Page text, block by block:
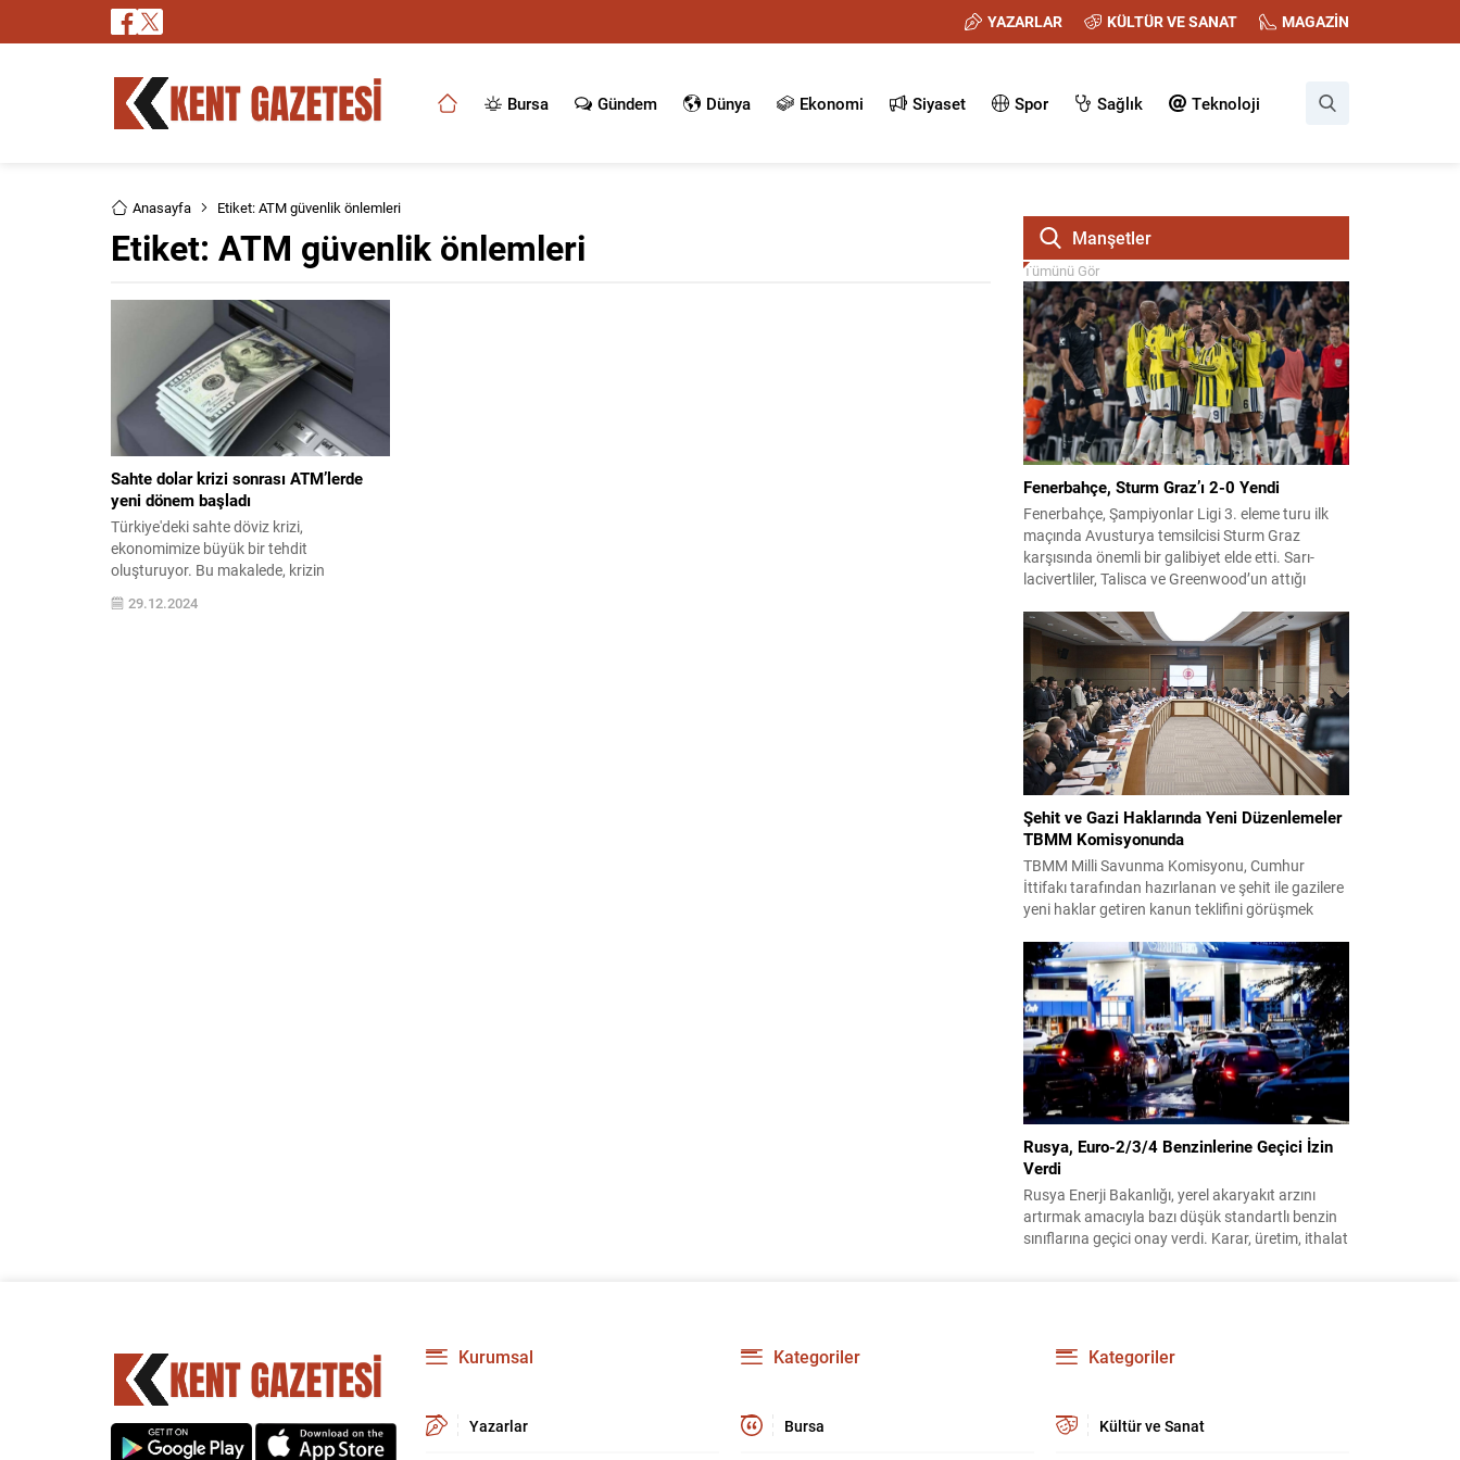
YAZARLAR KÜLTÜR VE SANAT MAGAZİN
Bursa Gündem Dünya Ekonomi Siyaset Spor Sağlık Teknoloji
Anasayfa Etiket: ATM güvenlik önlemleri
Etiket: ATM güvenlik önlemleri
Sahte dolar krizi sonrası ATM’lerde
yeni dönem başladı
Türkiye'deki sahte döviz krizi,
ekonomimize büyük bir tehdit
oluşturuyor. Bu makalede, krizin
nedenleri, etkileri ve hükümetin aldığı
önlemler detaylı bir şekilde ele alınıyor.
29.12.2024
Manşetler
Tümünü Gör
Fenerbahçe, Sturm Graz’ı 2-0 Yendi
Fenerbahçe, Şampiyonlar Ligi 3. eleme turu ilk
maçında Avusturya temsilcisi Sturm Graz
karşısında önemli bir galibiyet elde etti. Sarı-
lacivertliler, Talisca ve Greenwood’un attığı
öncesi avantaj sağladı. Karşılaşma sonrası
takım yönetimi mücadeleyi değerlendirdi ve
gelecek planlarına dair bilgi verdi. Futboldan
sorumlu yönetici Cihan Kamer,...
Şehit ve Gazi Haklarında Yeni Düzenlemeler
TBMM Komisyonunda
TBMM Milli Savunma Komisyonu, Cumhur
İttifakı tarafından hazırlanan ve şehit ile gazilere
yeni haklar getiren kanun teklifini görüşmek
komisyonda kabul edildi ve bir dizi düzenleme
benimsendi. Teklif kapsamında, vazife
malullerinden hayatını kaybedenlerin anne ve
babalarına bağlanacak aylık tutarının, net asgari
ücretin altında olmayacağı hükme bağlanıyor....
Rusya, Euro-2/3/4 Benzinlerine Geçici İzin
Verdi
Rusya Enerji Bakanlığı, yerel akaryakıt arzını
artırmak amacıyla bazı düşük standartlı benzin
sınıflarına geçici onay verdi. Karar, üretim, ithalat
kararın geçici olduğu ve uzun vadeli çevre
hedeflerinden sapma amaçlanmadığı...
Kurumsal
Yazarlar
Kategoriler
Bursa
Kategoriler
Kültür ve Sanat